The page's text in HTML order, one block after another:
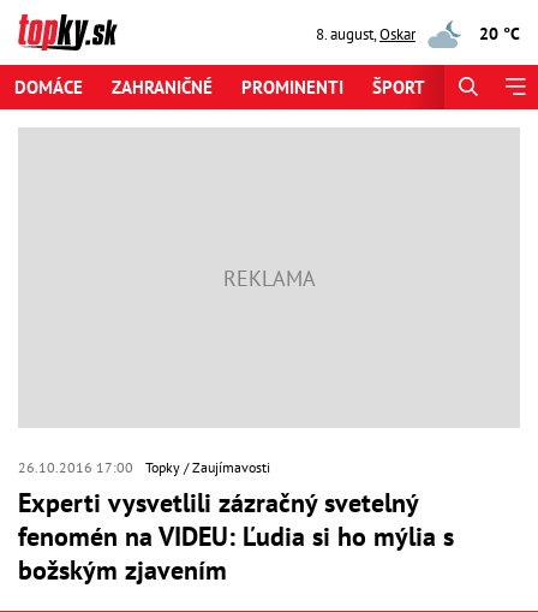
8. august,Oskar 20 °C
DOMÁCE ZAHRANIČNÉ PROMINENTI ŠPORT
26.10.2016 17:00 Topky Zaujímavosti
Experti vysvetlili zázračný svetelný
fenomén na VIDEU: Ľudia si ho mýlia s
božským zjavením